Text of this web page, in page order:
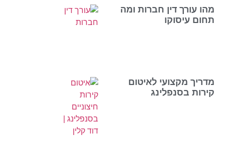
מהו עורך דין חברות ומה
תחום עיסוקו
מדריך מקצועי לאיטום
קירות בסנפלינג